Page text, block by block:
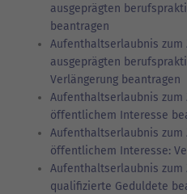
ausgeprägten
beantragen
Aufenthaltserlaubnis zum
ausgeprägten
Verlängerung beantragen
Aufenthaltserlaubnis zum
öffentlichem Interesse
Aufenthaltserlaubnis zum
öffentlichem Interesse:
Aufenthaltserlaubnis zum
qualifizierte Geduldete